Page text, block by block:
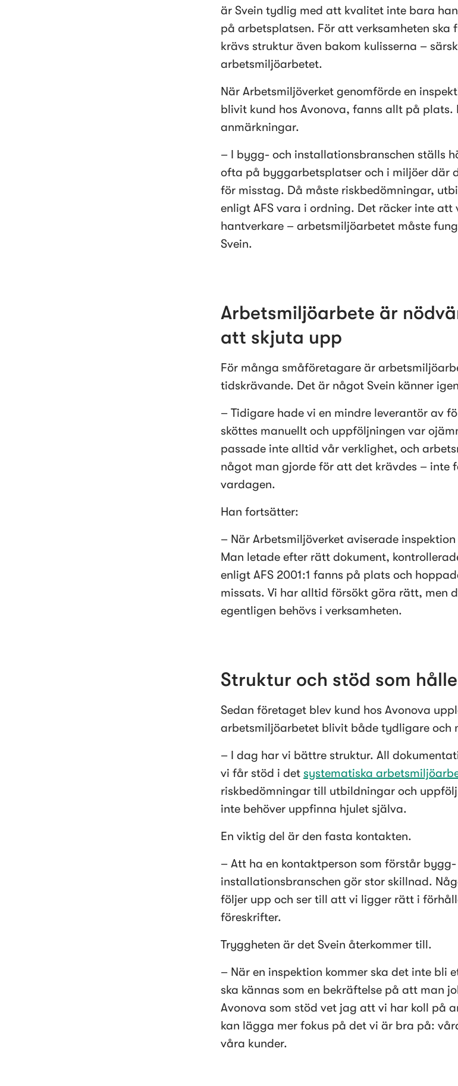
är Svein tydlig med att kvalitet inte bara
på arbetsplatsen. För att verksamheten ska
krävs struktur även bakom kulisserna –
arbetsmiljöarbetet.
När Arbetsmiljöverket genomförde en
blivit kund hos Avonova, fanns allt på plats.
anmärkningar.
– I bygg- och installationsbranschen ställs
ofta på byggarbetsplatser och i miljöer där
för misstag. Då måste riskbedömningar,
enligt AFS vara i ordning. Det räcker inte att
hantverkare – arbetsmiljöarbetet måste
Svein.
Arbetsmiljöarbete är
att skjuta upp
För många småföretagare är
tidskrävande. Det är något Svein känner
– Tidigare hade vi en mindre leverantör av
sköttes manuellt och uppföljningen var
passade inte alltid vår verklighet, och
något man gjorde för att det krävdes – inte
vardagen.
Han fortsätter:
– När Arbetsmiljöverket aviserade
Man letade efter rätt dokument,
enligt AFS 2001:1 fanns på plats och
missats. Vi har alltid försökt göra rätt, men
egentligen behövs i verksamheten.
Struktur och stöd som
Sedan företaget blev kund hos Avonova
arbetsmiljöarbetet blivit både tydligare och
– I dag har vi bättre struktur. All
vi får stöd i det systematiska
riskbedömningar till utbildningar och
inte behöver uppfinna hjulet själva.
En viktig del är den fasta kontakten.
– Att ha en kontaktperson som förstår bygg-
installationsbranschen gör stor skillnad.
följer upp och ser till att vi ligger rätt i
föreskrifter.
Tryggheten är det Svein återkommer till.
– När en inspektion kommer ska det inte bli
ska kännas som en bekräftelse på att man
Avonova som stöd vet jag att vi har koll på
kan lägga mer fokus på det vi är bra på:
våra kunder.